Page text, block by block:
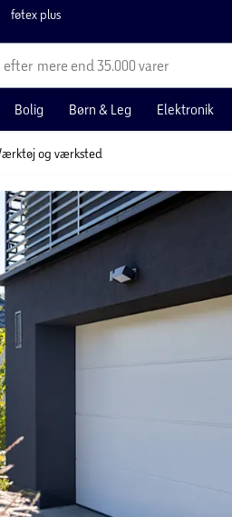
føtex plus
mere end 35.000 varer
Bolig Børn & Leg Elektronik
og værksted